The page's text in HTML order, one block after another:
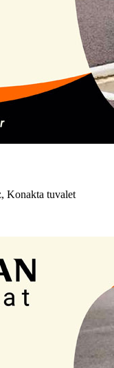
Konakta tuvalet